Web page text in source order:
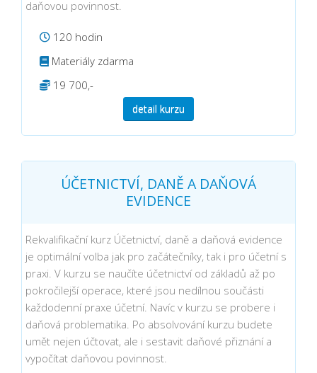
daňovou povinnost.
120 hodin
Materiály zdarma
19 700,-
detail kurzu
ÚČETNICTVÍ, DANĚ A DAŇOVÁ
EVIDENCE
Rekvalifikační kurz Účetnictví, daně a daňová evidence
je optimální volba jak pro začátečníky, tak i pro účetní s
praxi. V kurzu se naučíte účetnictví od základů až po
pokročilejší operace, které jsou nedílnou součásti
každodenní praxe účetní. Navíc v kurzu se probere i
daňová problematika. Po absolvování kurzu budete
umět nejen účtovat, ale i sestavit daňové přiznání a
vypočítat daňovou povinnost.